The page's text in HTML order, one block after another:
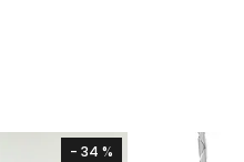
- 34 %